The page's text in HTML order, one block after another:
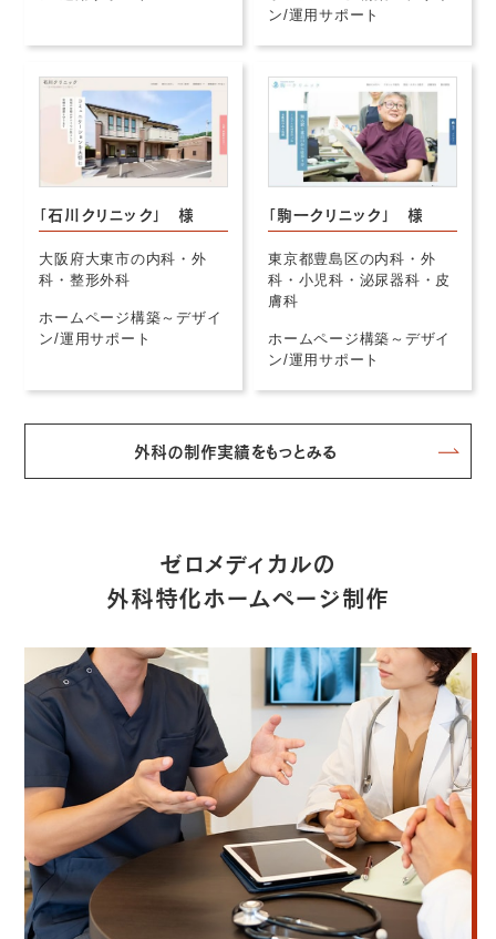
ン/運用サポート
「石川クリニック」 様
大阪府大東市の内科・外
科・整形外科
ホームページ構築～デザイ
ン/運用サポート
「駒一クリニック」 様
東京都豊島区の内科・外
科・小児科・泌尿器科・皮
膚科
ホームページ構築～デザイ
ン/運用サポート
外科の制作実績をもっとみる
ゼロメディカルの
外科特化ホームページ制作